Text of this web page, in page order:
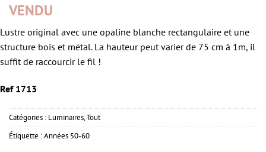
VENDU
Lustre original avec une opaline blanche rectangulaire et une
structure bois et métal. La hauteur peut varier de 75 cm à 1m, il
suffit de raccourcir le fil !
Ref 1713
Catégories : Luminaires,Tout
Étiquette :Années 50-60